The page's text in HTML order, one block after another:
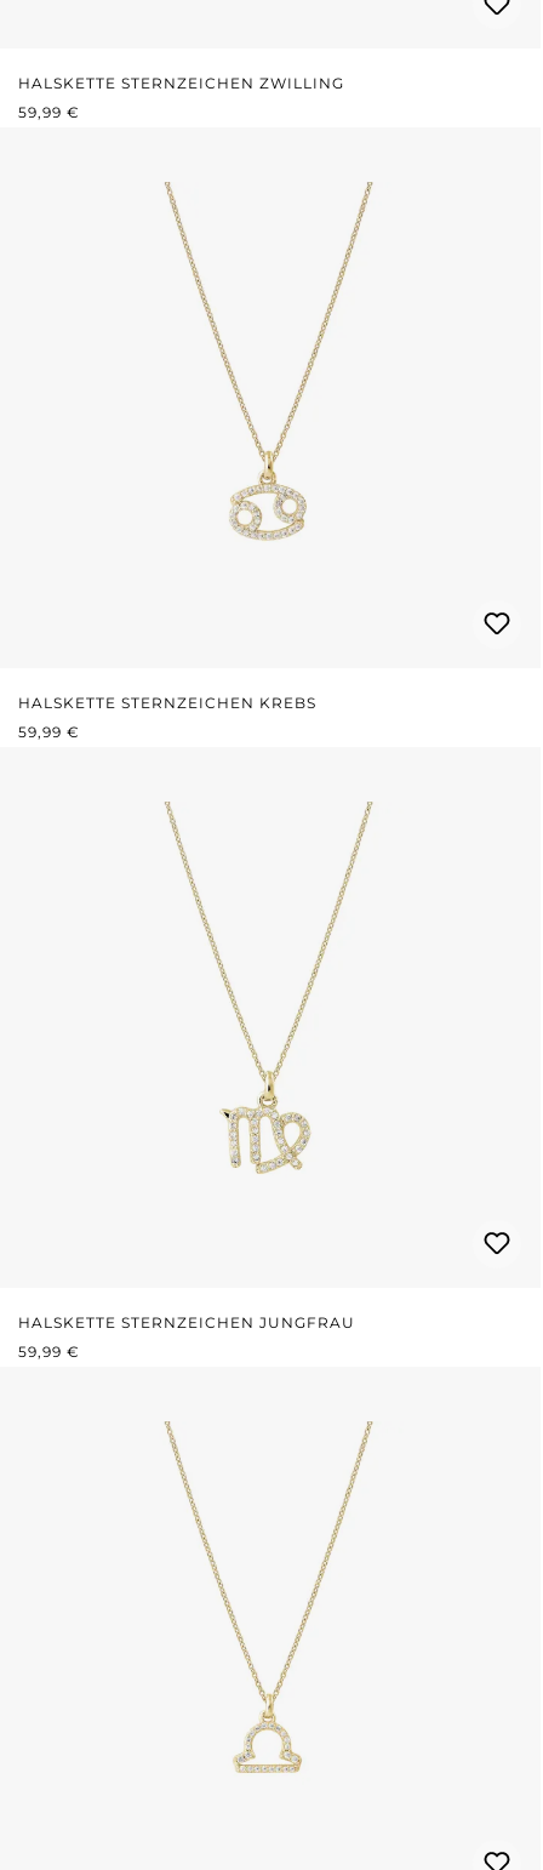
HALSKETTE STERNZEICHEN ZWILLING
REGULÄRER PREIS:
59,99 €
HALSKETTE STERNZEICHEN KREBS
REGULÄRER PREIS:
59,99 €
HALSKETTE STERNZEICHEN JUNGFRAU
REGULÄRER PREIS:
59,99 €